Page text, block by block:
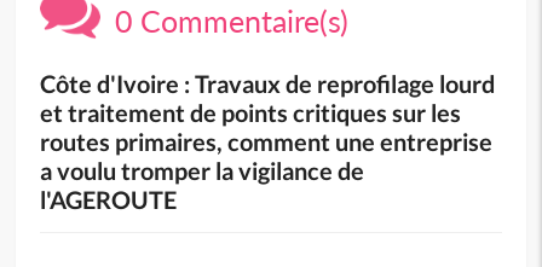
0 Commentaire(s)
Côte d'Ivoire : Travaux de reprofilage lourd
et traitement de points critiques sur les
routes primaires, comment une entreprise
a voulu tromper la vigilance de
l'AGEROUTE